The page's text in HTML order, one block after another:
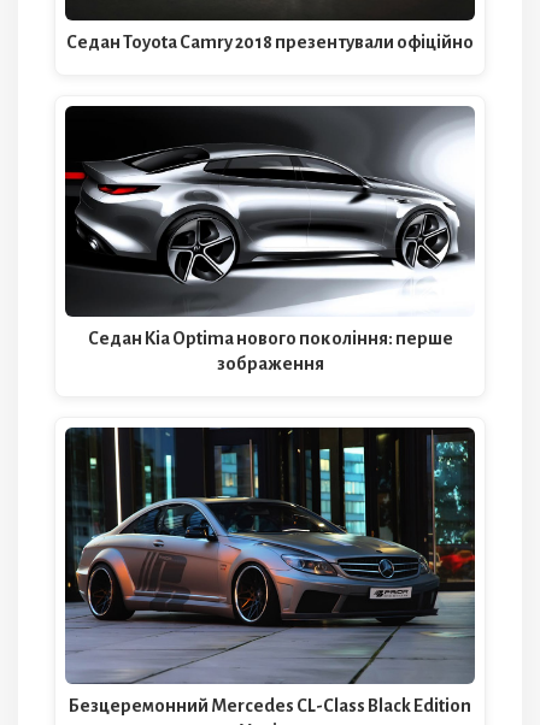
Седан Toyota Camry 2018 презентували офіційно
Седан Kia Optima нового покоління: перше
зображення
Безцеремонний Mercedes CL-Class Black Edition